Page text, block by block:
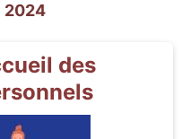
2024
des